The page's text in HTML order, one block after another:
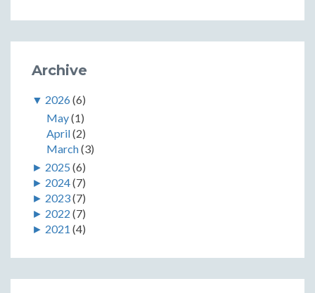
Archive
▼ 2026(6)
May(1)
April(2)
March(3)
► 2025 (6)
► 2024(7)
► 2023(7)
► 2022 (7)
► 2021 (4)